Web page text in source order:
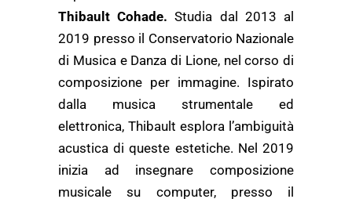
Thibault Cohade.Studia dal 2013 al
2019 presso il Conservatorio Nazionale
di Musica e Danza di Lione, nel corso di
composizione per immagine. Ispirato
dalla musica strumentale ed
elettronica, Thibault esplora l’ambiguità
acustica di queste estetiche. Nel 2019
inizia ad insegnare composizione
musicale su computer, presso il